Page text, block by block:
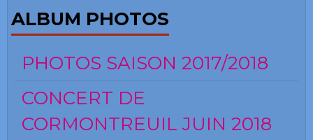
ALBUM PHOTOS
PHOTOS SAISON 2017/2018
CONCERT DE
CORMONTREUIL JUIN 2018